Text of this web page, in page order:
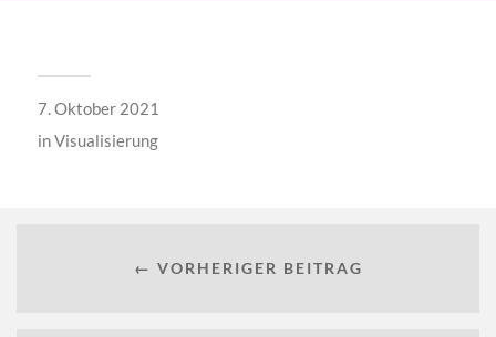
7. Oktober 2021
inVisualisierung
← VORHERIGER BEITRAG